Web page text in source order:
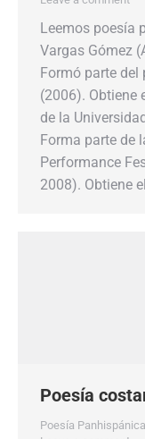
Leemos poesía
Vargas Gómez
Formó parte
(2006). Obtiene
de la
Forma parte de
Performance
2008). Obtiene
Poesía
Poesía Panhispánica